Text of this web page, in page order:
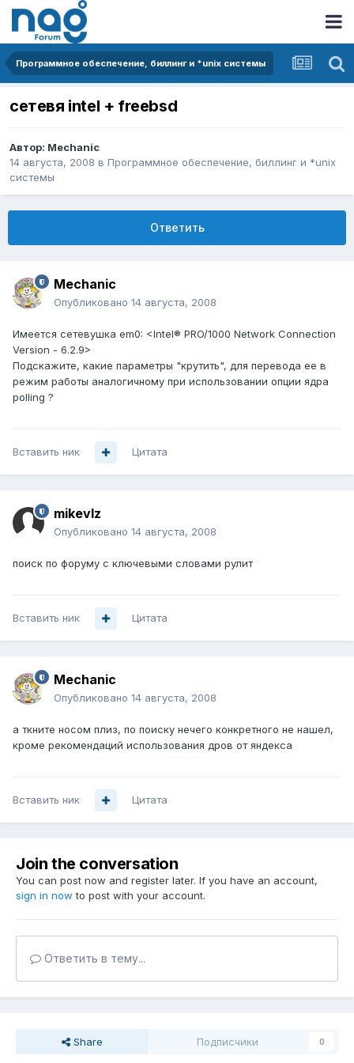
Программное обеспечение, биллинг и *unix системы
сетевя intel + freebsd
Автор: Mechanic
14 августа, 2008 в Программное обеспечение, биллинг и *unix
системы
Ответить
Mechanic
Опубликовано 14 августа, 2008
Имеется сетевушка em0: <Intel® PRO/1000 Network Connection
Version - 6.2.9>
Подскажите, какие параметры "крутить", для перевода ее в
режим работы аналогичному при использовании опции ядра
polling ?
Вставить ник Цитата
mikevlz
Опубликовано 14 августа, 2008
поиск по форуму с ключевыми словами рулит
Вставить ник Цитата
Mechanic
Опубликовано 14 августа, 2008
а ткните носом плиз, по поиску нечего конкретного не нашел,
кроме рекомендаций использования дров от яндекса
Вставить ник Цитата
Join the conversation
You can post now and register later. If you have an account,
sign in now to post with your account.
Ответить в тему...
Share Подписчики 0